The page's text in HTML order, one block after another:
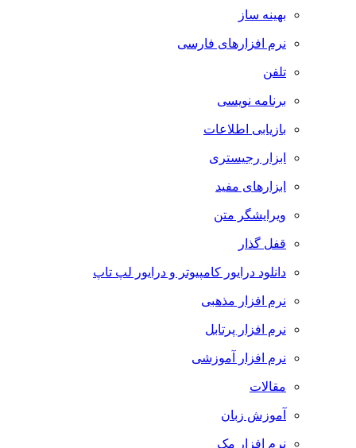
بهینه ساز
نرم افزارهای فارسی
تلفن
برنامه نویسی
بازیابی اطلاعات
ابزار رجیستری
ابزارهای مفید
ویرایشگر متن
قفل گذار
دانلود درایور کامپیوتر و درایور لپ تاپ
نرم افزار مذهبی
نرم افزار پرتابل
نرم افزار آموزشی
مقالات
آموزش زبان
نرم افزار مک